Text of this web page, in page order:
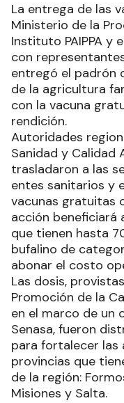
La entrega de las
Ministerio de la
Instituto PAIPPA y
con
entregó el padrón
de la agricultura
con la vacuna
rendición.
Autoridades
Sanidad y Calidad
trasladaron a las
entes sanitarios y
vacunas gratuitas
acción beneficiará
que tienen hasta
bufalino de
abonar el costo
Las dosis,
Promoción de la
en el marco de un
Senasa, fueron
para fortalecer las
provincias que
de la región:
Misiones y Salta.